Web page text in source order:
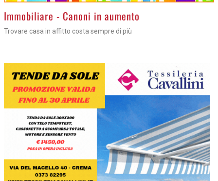
>Immobiliare - Canoni in aumento
Trovare casa in affitto costa sempre di più